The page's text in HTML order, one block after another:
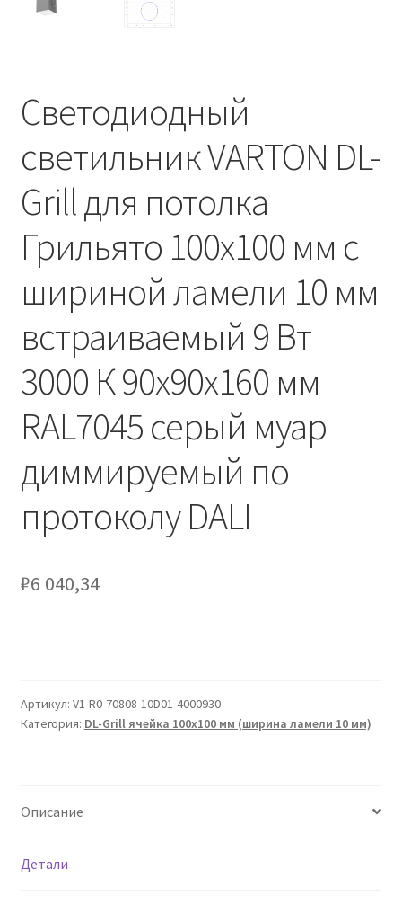
Оформление заказа
Сертификаты
Таблица выбора вводного щитка
Светодиодный
светильник VARTON DL-
Grill для потолка
Грильято 100х100 мм с
шириной ламели 10 мм
встраиваемый 9 Вт
3000 К 90х90х160 мм
RAL7045 серый муар
диммируемый по
протоколу DALI
₽6 040,34
Артикул: V1-R0-70808-10D01-4000930
Категория: DL-Grill ячейка 100х100 мм (ширина ламели 10 мм)
Описание
Детали